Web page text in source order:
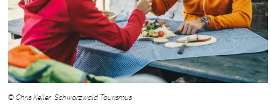
© Chris Keller Schwarzwald Tourismus